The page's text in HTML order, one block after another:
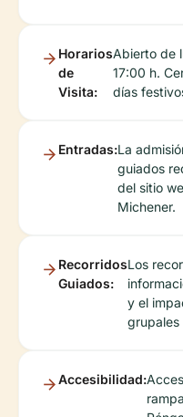
Horarios
de
Visita:
Abierto de
17:00 h.
días
Entradas:La
guiados
del sitio
Michener.
Recorridos
Guiados:
Los
y el
grupales
Accesibilidad: